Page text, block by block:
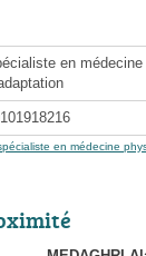
en
en médecine